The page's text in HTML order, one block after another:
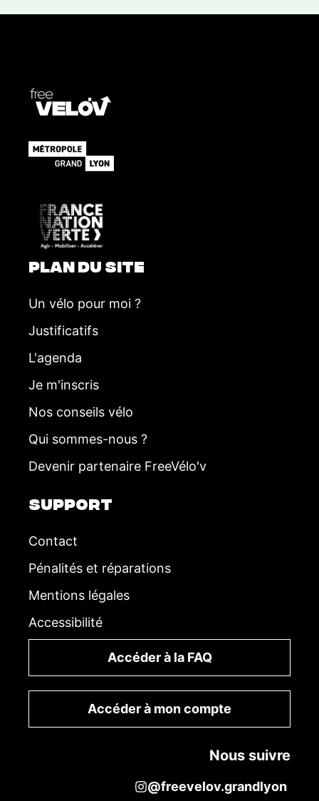
o
è
e
m
PLAN DU SITE
Un vélo pour moi ?
Justificatifs
L'agenda
Je m'inscris
Nos conseils vélo
Qui sommes-nous ?
Devenir partenaire FreeVélo'v
SUPPORT
Contact
Pénalités et réparations
Mentions légales
Accessibilité
Accéder à la FAQ
Accéder à mon compte
Nous suivre
@freevelov.grandlyon